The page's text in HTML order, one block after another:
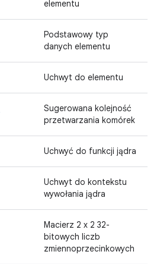
elementu
Podstawowy typ
danych elementu
Uchwyt do elementu
Sugerowana kolejność
przetwarzania komórek
Uchwyć do funkcji jądra
Uchwyt do kontekstu
wywołania jądra
Macierz 2 x 2 32-
bitowych liczb
zmiennoprzecinkowych